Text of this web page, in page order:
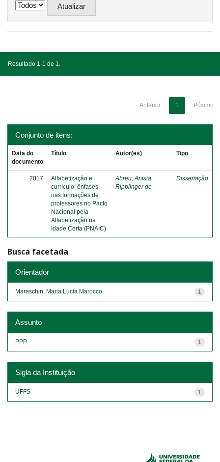
Resultado 1-1 de 1.
Anterior 1 Póximo
Conjunto de itens:
Data do
documento
Título Autor(es) Tipo
2017
Alfabetização e
currículo: ênfases
nas formações de
professores no Pacto
Nacional pela
Alfabetização na
Idade Certa (PNAIC)
Abreu, Anisia
Ripplinger de
Dissertação
Busca facetada
Orientador
1
Maraschin, Maria Lucia Marocco
Assunto
1
PPP
Sigla da Instituição
1
UFFS